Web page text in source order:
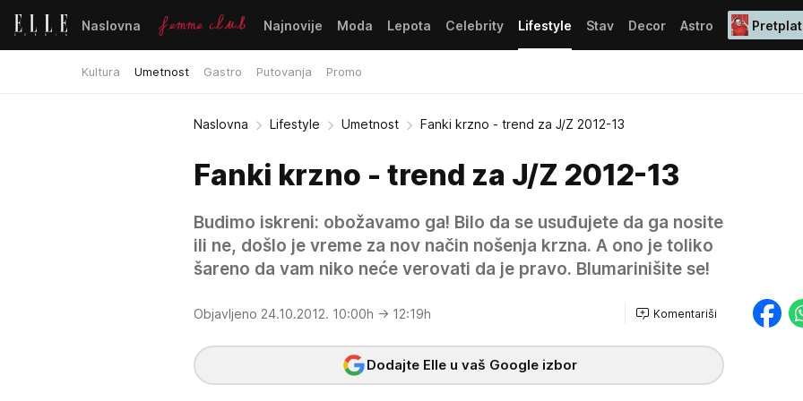
Naslovna Najnovije Moda Lepota Celebrity Lifestyle
Kultura Umetnost Gastro Putovanja Promo
Stav Decor Astro
Naslovna Lifestyle Umetnost Fanki krzno - trend za J/Z 2012-13
Fanki krzno - trend za J/Z 2012-13
Budimo iskreni: obožavamo ga! Bilo da se usuđujete da ga nosite
ili ne, došlo je vreme za nov način nošenja krzna. A ono je toliko
šareno da vam niko neće verovati da je pravo. Blumarinišite se!
Objavljeno 24.10.2012. 10:00h → 12:19h Komentariši
Dodajte Elle u vaš Google izbor